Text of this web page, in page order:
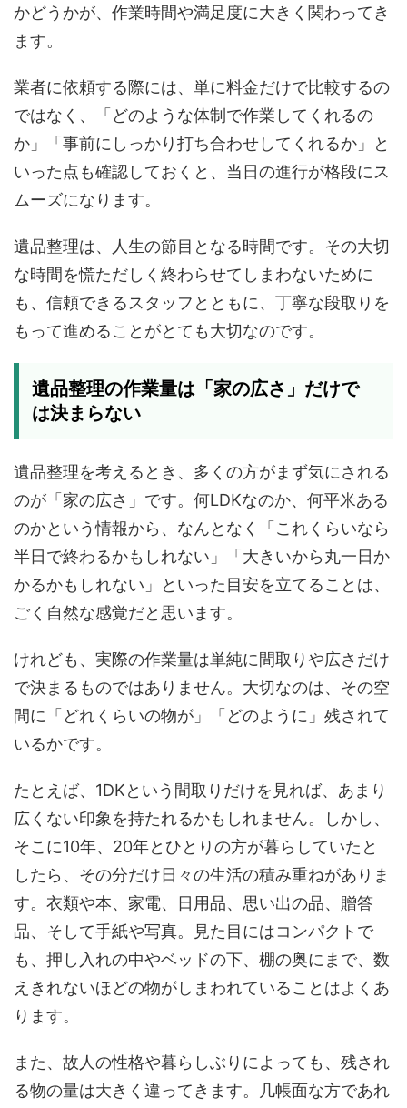
かどうかが、作業時間や満足度に大きく関わってき
ます。
業者に依頼する際には、単に料金だけで比較するの
ではなく、「どのような体制で作業してくれるの
か」「事前にしっかり打ち合わせしてくれるか」と
いった点も確認しておくと、当日の進行が格段にス
ムーズになります。
遺品整理は、人生の節目となる時間です。その大切
な時間を慌ただしく終わらせてしまわないために
も、信頼できるスタッフとともに、丁寧な段取りを
もって進めることがとても大切なのです。
遺品整理の作業量は「家の広さ」だけで
は決まらない
遺品整理を考えるとき、多くの方がまず気にされる
のが「家の広さ」です。何LDKなのか、何平米ある
のかという情報から、なんとなく「これくらいなら
半日で終わるかもしれない」「大きいから丸一日か
かるかもしれない」といった目安を立てることは、
ごく自然な感覚だと思います。
けれども、実際の作業量は単純に間取りや広さだけ
で決まるものではありません。大切なのは、その空
間に「どれくらいの物が」「どのように」残されて
いるかです。
たとえば、1DKという間取りだけを見れば、あまり
広くない印象を持たれるかもしれません。しかし、
そこに10年、20年とひとりの方が暮らしていたと
したら、その分だけ日々の生活の積み重ねがありま
す。衣類や本、家電、日用品、思い出の品、贈答
品、そして手紙や写真。見た目にはコンパクトで
も、押し入れの中やベッドの下、棚の奥にまで、数
えきれないほどの物がしまわれていることはよくあ
ります。
また、故人の性格や暮らしぶりによっても、残され
る物の量は大きく違ってきます。几帳面な方であれ